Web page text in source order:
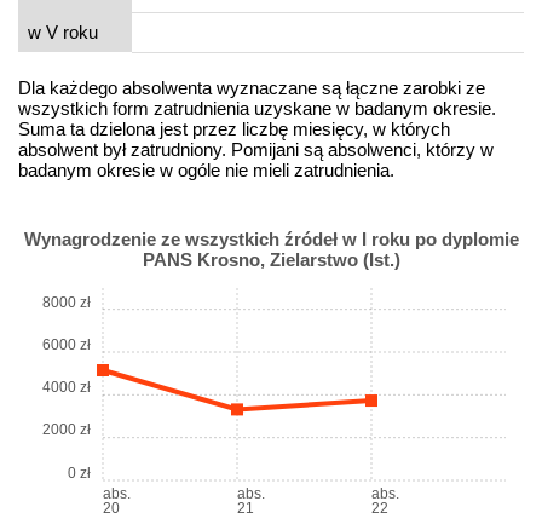
w V roku
Dla każdego absolwenta wyznaczane są łączne zarobki ze
wszystkich form zatrudnienia uzyskane w badanym okresie.
Suma ta dzielona jest przez liczbę miesięcy, w których
absolwent był zatrudniony. Pomijani są absolwenci, którzy w
badanym okresie w ogóle nie mieli zatrudnienia.
Wynagrodzenie ze wszystkich źródeł w I roku po dyplomie
PANS Krosno, Zielarstwo (Ist.)
abs.
20
abs.
21
abs.
22
0 zł
2000 zł
4000 zł
6000 zł
8000 zł